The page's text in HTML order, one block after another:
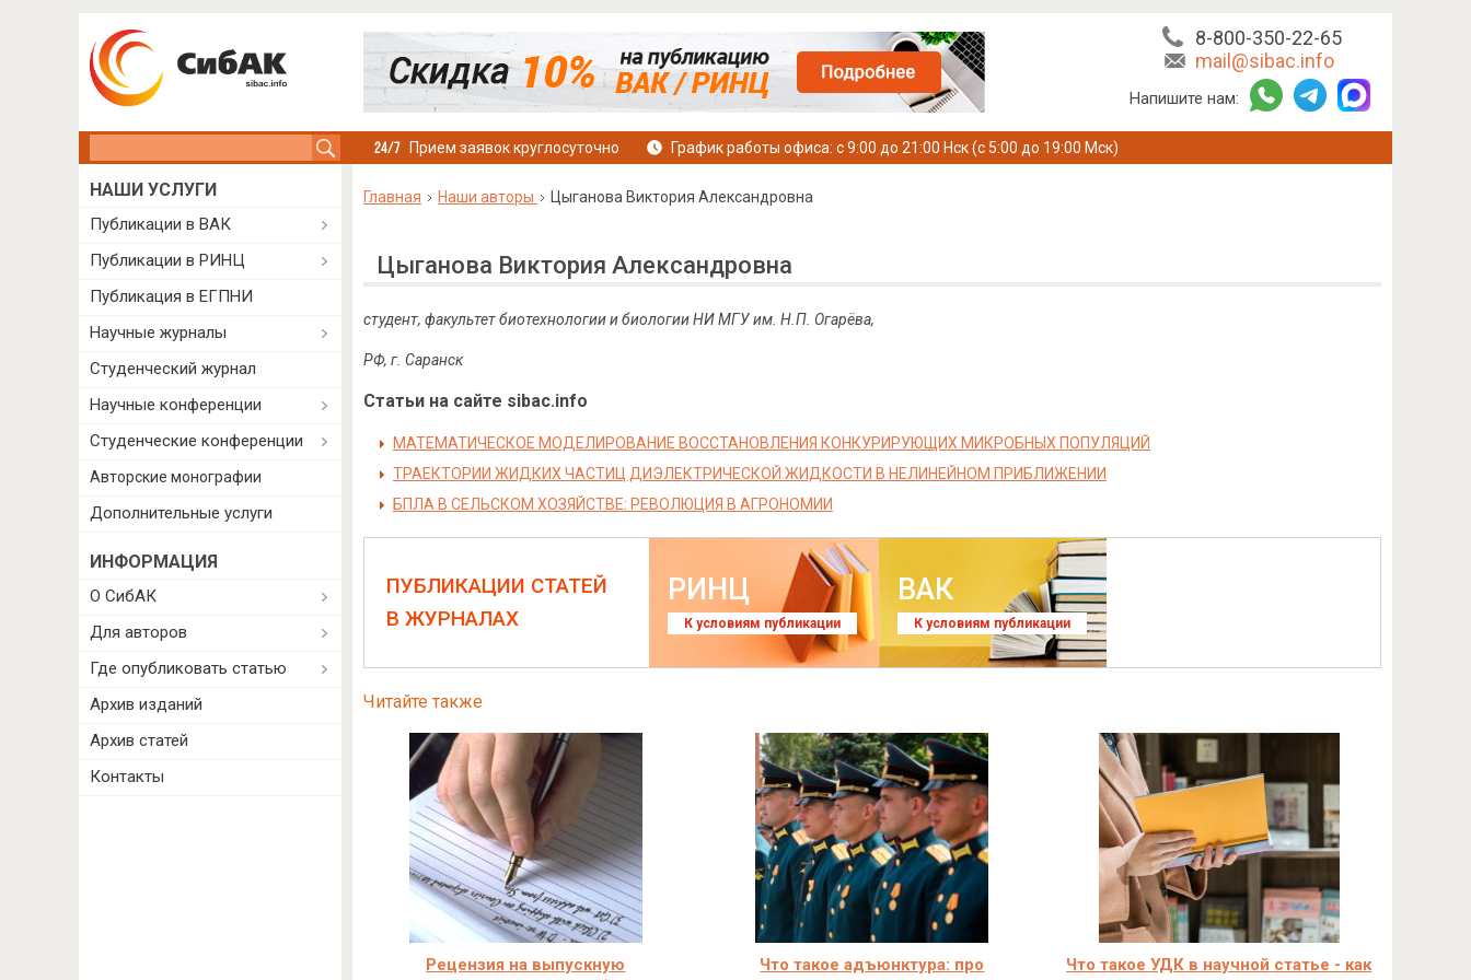
8-800-350-22-65
mail@sibac.info
Напишите нам:
Прием заявок круглосуточно График работы офиса: с 9:00 до 21:00 Нск (с 5:00 до 19:00 Мск)
Главная Наши авторы Цыганова Виктория Александровна
Цыганова Виктория Александровна
студент, факультет биотехнологии и биологии НИ МГУ им. Н.П. Огарёва,
РФ, г. Саранск
Статьи на сайте sibac.info
МАТЕМАТИЧЕСКОЕ МОДЕЛИРОВАНИЕ ВОССТАНОВЛЕНИЯ КОНКУРИРУЮЩИХ МИКРОБНЫХ ПОПУЛЯЦИЙ
ТРАЕКТОРИИ ЖИДКИХ ЧАСТИЦ ДИЭЛЕКТРИЧЕСКОЙ ЖИДКОСТИ В НЕЛИНЕЙНОМ ПРИБЛИЖЕНИИ
БПЛА В СЕЛЬСКОМ ХОЗЯЙСТВЕ: РЕВОЛЮЦИЯ В АГРОНОМИИ
ПУБЛИКАЦИИ СТАТЕЙ
В ЖУРНАЛАХ
РИНЦ
К условиям публикации
ВАК
К условиям публикации
Читайте также
Рецензия на выпускную
Что такое адъюнктура: про
Что такое УДК в научной статье - как
НАШИ УСЛУГИ
Публикации в ВАК
Публикации в РИНЦ
Публикация в ЕГПНИ
Научные журналы
Студенческий журнал
Научные конференции
Студенческие конференции
Авторские монографии
Дополнительные услуги
ИНФОРМАЦИЯ
О СибАК
Для авторов
Где опубликовать статью
Архив изданий
Архив статей
Контакты